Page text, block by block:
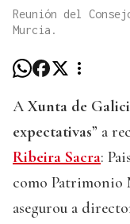
Reunión del
Murcia.
A Xunta de
expectativas” a
Ribeira Sacra:
como Patrimonio
asegurou a